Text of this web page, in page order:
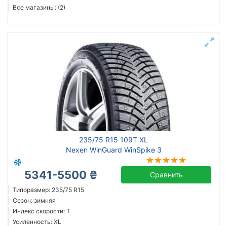
Все магазины: (2)
235/75 R15 109T XL
Nexen WinGuard WinSpike 3
5341-5500 ₴ Сравнить
Типоразмер: 235/75 R15
Сезон: зимняя
Индекс скорости: T
Усиленность: XL